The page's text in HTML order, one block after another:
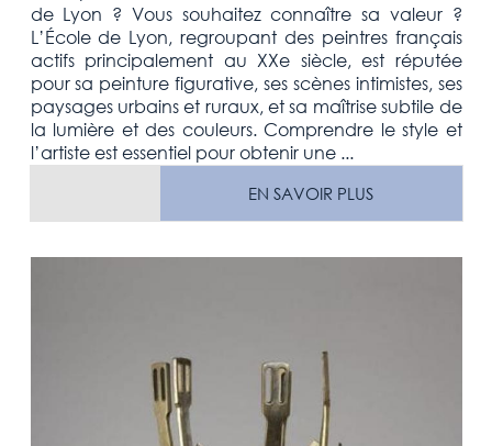
de Lyon ? Vous souhaitez connaître sa valeur ?
L’École de Lyon, regroupant des peintres français
actifs principalement au XXe siècle, est réputée
pour sa peinture figurative, ses scènes intimistes, ses
paysages urbains et ruraux, et sa maîtrise subtile de
la lumière et des couleurs. Comprendre le style et
l’artiste est essentiel pour obtenir une ...
EN SAVOIR PLUS